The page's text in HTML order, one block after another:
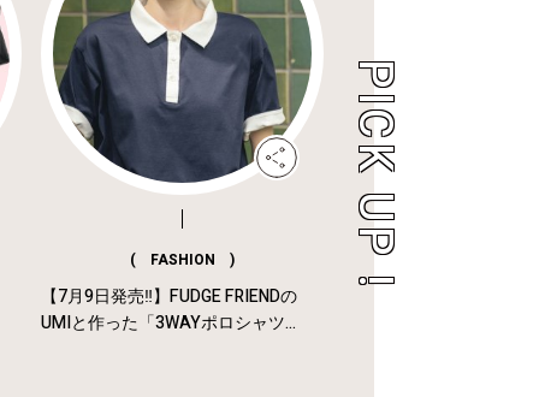
( FASHION )
【7月9日発売‼︎】FUDGE FRIENDの
UMIと作った「3WAYポロシャツ...